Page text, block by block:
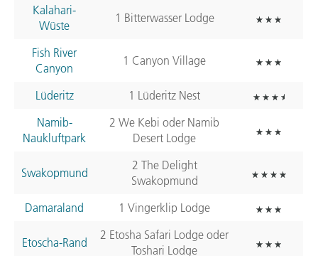
Kalahari-
Wüste
1 Bitterwasser Lodge
Fish River
Canyon
1 Canyon Village
Lüderitz
1 Lüderitz Nest
Namib-
Naukluftpark
2 We Kebi oder Namib
Desert Lodge
Swakopmund
2 The Delight
Swakopmund
Damaraland
1 Vingerklip Lodge
Etoscha-Rand
2 Etosha Safari Lodge oder
Toshari Lodge